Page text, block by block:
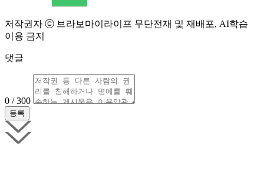
저작권자 ⓒ 브라보마이라이프 무단전재 및 재배포, AI학습
이용 금지
댓글
0 / 300